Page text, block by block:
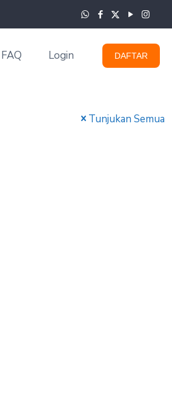
FAQ Login DAFTAR
Tunjukan Semua